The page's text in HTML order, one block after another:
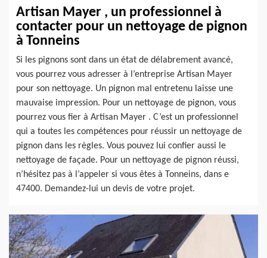
Artisan Mayer , un professionnel à
contacter pour un nettoyage de pignon
à Tonneins
Si les pignons sont dans un état de délabrement avancé,
vous pourrez vous adresser à l’entreprise Artisan Mayer
pour son nettoyage. Un pignon mal entretenu laisse une
mauvaise impression. Pour un nettoyage de pignon, vous
pourrez vous fier à Artisan Mayer . C’est un professionnel
qui a toutes les compétences pour réussir un nettoyage de
pignon dans les règles. Vous pouvez lui confier aussi le
nettoyage de façade. Pour un nettoyage de pignon réussi,
n’hésitez pas à l’appeler si vous êtes à Tonneins, dans e
47400. Demandez-lui un devis de votre projet.